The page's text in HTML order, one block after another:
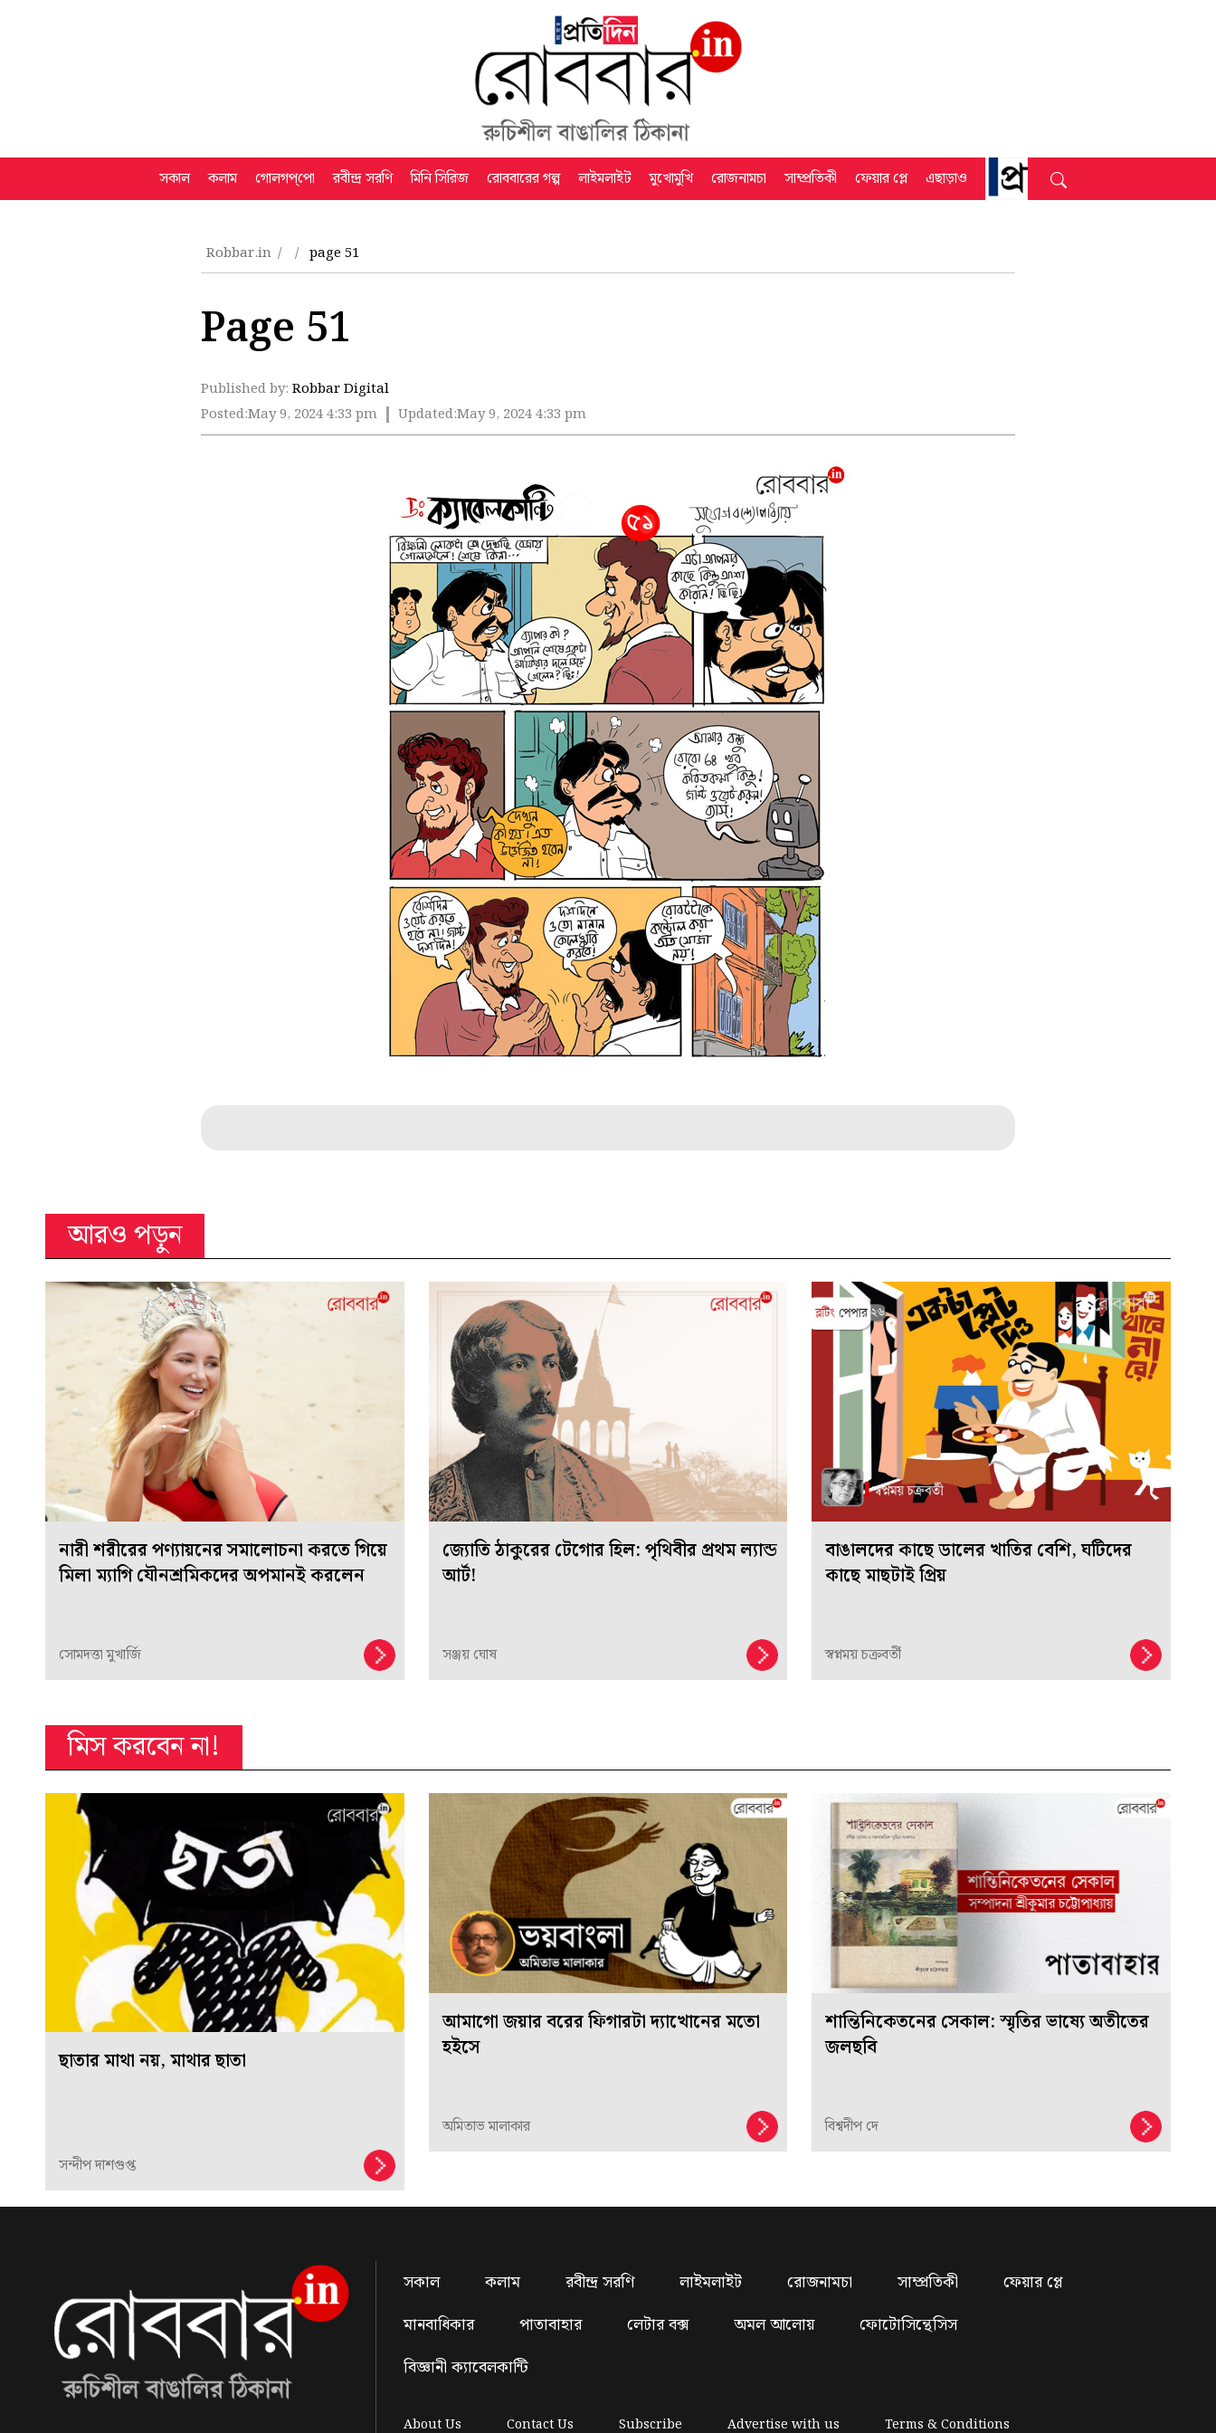
সকাল কলাম গোলগপ্‌পো রবীন্দ্র সরণি মিনি সিরিজ রোববারের গল্প লাইমলাইট মুখোমুখি রোজনামচা সাম্প্রতিকী ফেয়ার প্লে এছাড়াও
Robbar.in page 51
Page 51
Published by: Robbar Digital
Posted:May 9, 2024 4:33 pm Updated:May 9, 2024 4:33 pm
আরও পড়ুন
নারী শরীরের পণ্যায়নের সমালোচনা করতে গিয়ে
মিলা ম্যাগি যৌনশ্রমিকদের অপমানই করলেন
সোমদত্তা মুখার্জি
জ্যোতি ঠাকুরের টেগোর হিল: পৃথিবীর প্রথম ল্যান্ড
আর্ট!
সঞ্জয় ঘোষ
বাঙালদের কাছে ডালের খাতির বেশি, ঘটিদের
কাছে মাছটাই প্রিয়
স্বপ্নময় চক্রবর্তী
মিস করবেন না!
ছাতার মাথা নয়, মাথার ছাতা
সন্দীপ দাশগুপ্ত
আমাগো জয়ার বরের ফিগারটা দ্যাখোনের মতো
হইসে
অমিতাভ মালাকার
শান্তিনিকেতনের সেকাল: স্মৃতির ভাষ্যে অতীতের
জলছবি
বিশ্বদীপ দে
সকাল কলাম রবীন্দ্র সরণি লাইমলাইট রোজনামচা সাম্প্রতিকী
ফেয়ার প্লে
মানবাধিকার
পাতাবাহার লেটার বক্স অমল আলোয়
ফোটোসিন্থেসিস
বিজ্ঞানী ক্যাবেলকান্টি
About Us Contact Us Subscribe Advertise with us Terms & Conditions